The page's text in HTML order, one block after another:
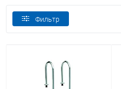
Фильтр